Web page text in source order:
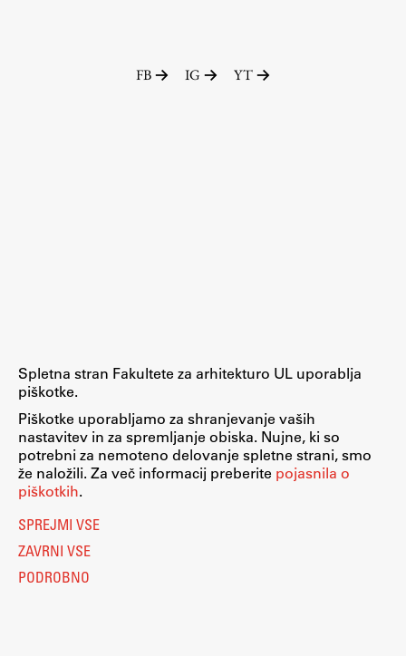
FB IG YT
Spletna stran Fakultete za arhitekturo UL uporablja
piškotke.
Piškotke uporabljamo za shranjevanje vaših
nastavitev in za spremljanje obiska. Nujne, ki so
potrebni za nemoteno delovanje spletne strani, smo
že naložili. Za več informacij preberite pojasnila o
piškotkih.
SPREJMI VSE
ZAVRNI VSE
PODROBNO